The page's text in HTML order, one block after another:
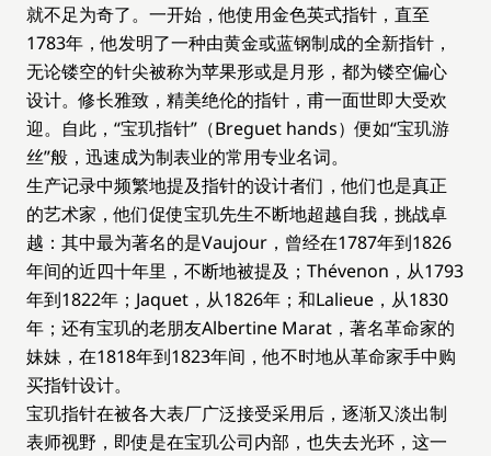
就不足为奇了。一开始，他使用金色英式指针，直至
1783年，他发明了一种由黄金或蓝钢制成的全新指针，
无论镂空的针尖被称为苹果形或是月形，都为镂空偏心
设计。修长雅致，精美绝伦的指针，甫一面世即大受欢
迎。自此，“宝玑指针”（Breguet hands）便如“宝玑游
丝”般，迅速成为制表业的常用专业名词。
生产记录中频繁地提及指针的设计者们，他们也是真正
的艺术家，他们促使宝玑先生不断地超越自我，挑战卓
越：其中最为著名的是Vaujour，曾经在1787年到1826
年间的近四十年里，不断地被提及；Thévenon，从1793
年到1822年；Jaquet，从1826年；和Lalieue，从1830
年；还有宝玑的老朋友Albertine Marat，著名革命家的
妹妹，在1818年到1823年间，他不时地从革命家手中购
买指针设计。
宝玑指针在被各大表厂广泛接受采用后，逐渐又淡出制
表师视野，即使是在宝玑公司内部，也失去光环，这一